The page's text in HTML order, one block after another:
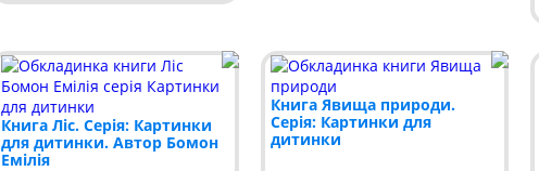
Книга Ліс. Серія: Картинки
для дитинки. Автор Бомон
Емілія
Книга Явища природи.
Серія: Картинки для
дитинки